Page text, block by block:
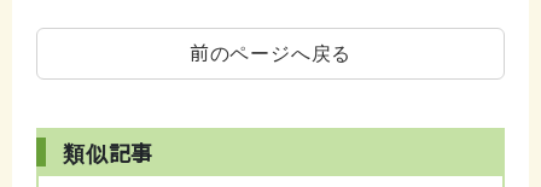
前のページへ戻る
類似記事